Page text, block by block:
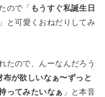
ので「 もうすぐ私誕生日
」と可愛くおねだりしてみ
たので、んーなんだろう
が欲しいなぁ〜ずっと
ってみたいなぁ 」と本音